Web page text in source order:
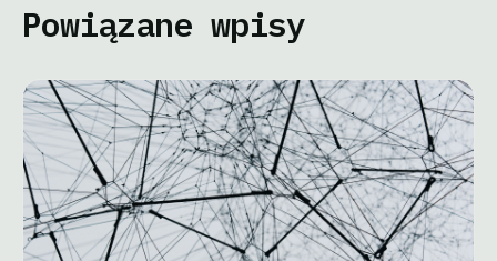
Powiązane wpisy